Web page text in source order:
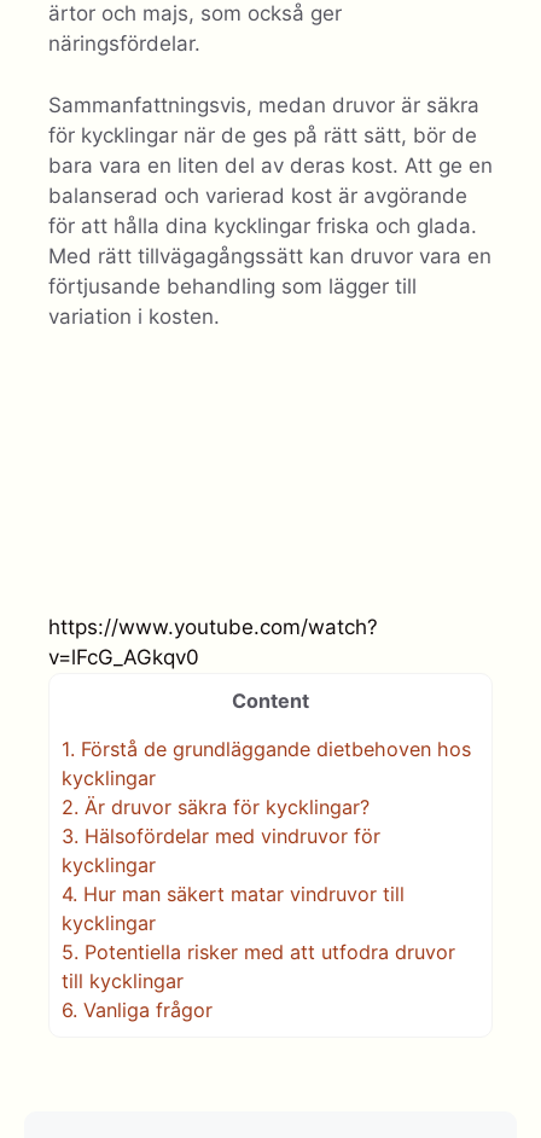
ärtor och majs, som också ger
näringsfördelar.
Sammanfattningsvis, medan druvor är säkra
för kycklingar när de ges på rätt sätt, bör de
bara vara en liten del av deras kost. Att ge en
balanserad och varierad kost är avgörande
för att hålla dina kycklingar friska och glada.
Med rätt tillvägagångssätt kan druvor vara en
förtjusande behandling som lägger till
variation i kosten.
https://www.youtube.com/watch?
v=lFcG_AGkqv0
Content
1. Förstå de grundläggande dietbehoven hos
kycklingar
2. Är druvor säkra för kycklingar?
3. Hälsofördelar med vindruvor för
kycklingar
4. Hur man säkert matar vindruvor till
kycklingar
5. Potentiella risker med att utfodra druvor
till kycklingar
6. Vanliga frågor